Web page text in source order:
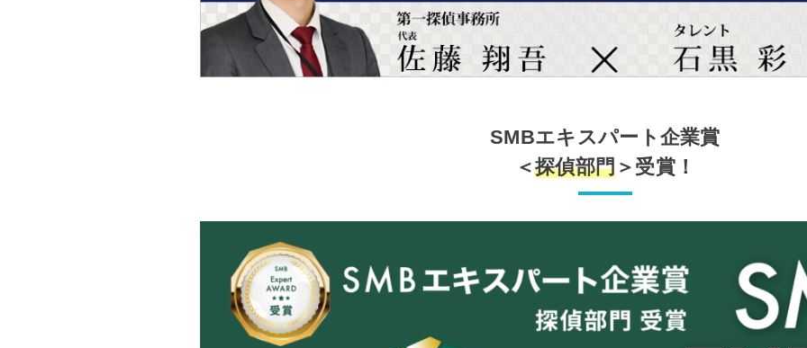
SMBエキスパート企業賞
＜探偵部門 ＞受賞！